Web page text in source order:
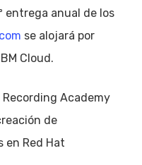
entrega anual de los
se alojará por
Cloud.
Academy
de
en Red Hat